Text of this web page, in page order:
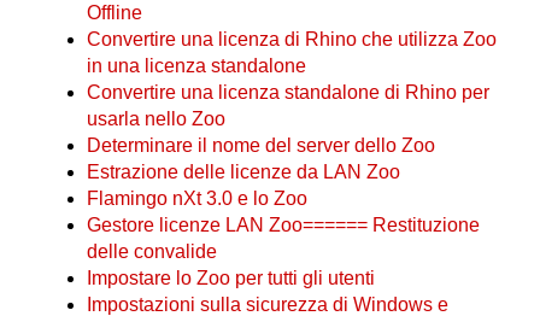
Offline
Convertire una licenza di Rhino che utilizza Zoo
in una licenza standalone
Convertire una licenza standalone di Rhino per
usarla nello Zoo
Determinare il nome del server dello Zoo
Estrazione delle licenze da LAN Zoo
Flamingo nXt 3.0 e lo Zoo
Gestore licenze LAN Zoo====== Restituzione
delle convalide
Impostare lo Zoo per tutti gli utenti
Impostazioni sulla sicurezza di Windows e